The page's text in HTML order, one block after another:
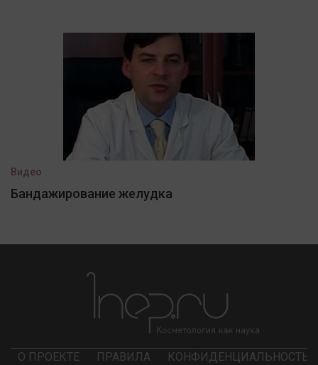
Видео
Бандажирование желудка
О ПРОЕКТЕ ПРАВИЛА КОНФИДЕНЦИАЛЬНОСТЬ